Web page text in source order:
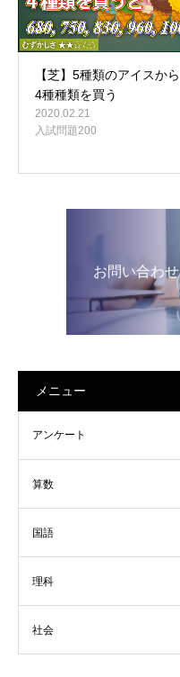
【芝】5種類のアイスから
4種種類を買う
2020.02.21
入試問題200
お問い合わせ
メニュー
アンケート
算数
国語
理科
社会